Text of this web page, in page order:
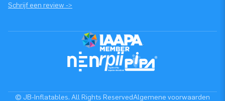
Schrijf een review ->
© JB-Inflatables. All Rights ReservedAlgemene voorwaarden